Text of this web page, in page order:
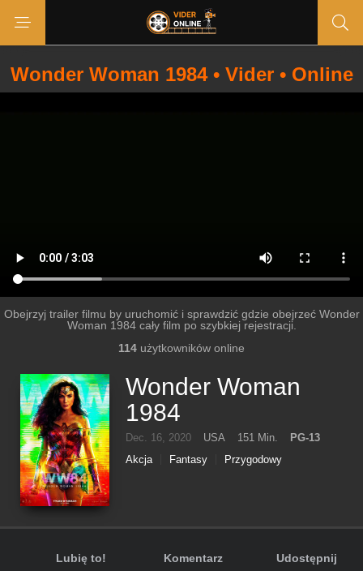
Wonder Woman 1984 • Vider • Online
Obejrzyj trailer filmu by uruchomić i sprawdzić gdzie obejrzeć Wonder
Woman 1984 cały film po szybkiej rejestracji.
114 użytkowników online
Wonder Woman
1984
Dec. 16, 2020 USA 151 Min.
PG-13
Akcja
Fantasy Przygodowy
Lubię to! Komentarz Udostępnij